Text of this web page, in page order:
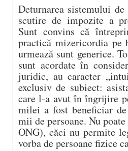
Deturnarea sistemului
scutire de impozite a
Sunt convins că
practică mizericordia pe
urmează sunt generice.
sunt acordate în
juridic, au caracter
exclusiv de subiect:
care l-a avut în îngrijire
milei a fost beneficiar
mii de persoane. Nu
ONG), căci nu permite
vorba de persoane fizice